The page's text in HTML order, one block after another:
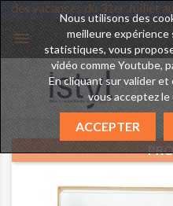
Istyl prend des vacances du

Nous utilisons des
meilleure
statistiques, vous
vidéo comme Youtube,
En cliquant sur valider
vous acceptez
ACCEPTER